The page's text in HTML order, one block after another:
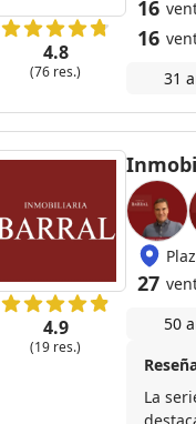
4.8
(76 res.)
16
16
31
4.9
(19 res.)
27
50
La